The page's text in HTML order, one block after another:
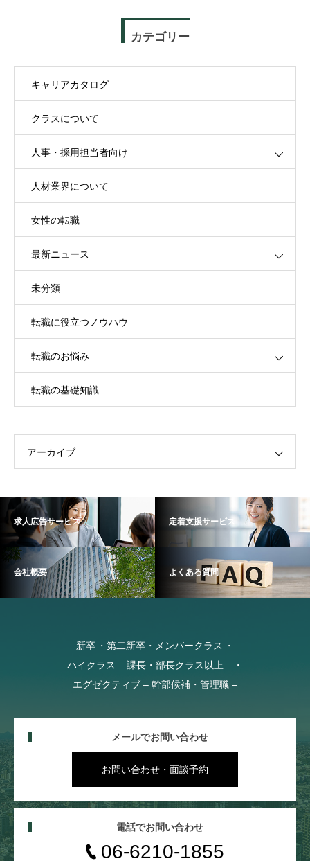
カテゴリー
キャリアカタログ
クラスについて
人事・採用担当者向け
人材業界について
女性の転職
最新ニュース
未分類
転職に役立つノウハウ
転職のお悩み
転職の基礎知識
アーカイブ
求人広告サービス 定着支援サービス
会社概要 よくある質問
新卒
第二新卒・メンバークラス
ハイクラス – 課長・部長クラス以上 –
エグゼクティブ – 幹部候補・管理職 –
メールでお問い合わせ
お問い合わせ・面談予約
電話でお問い合わせ
06-6210-1855